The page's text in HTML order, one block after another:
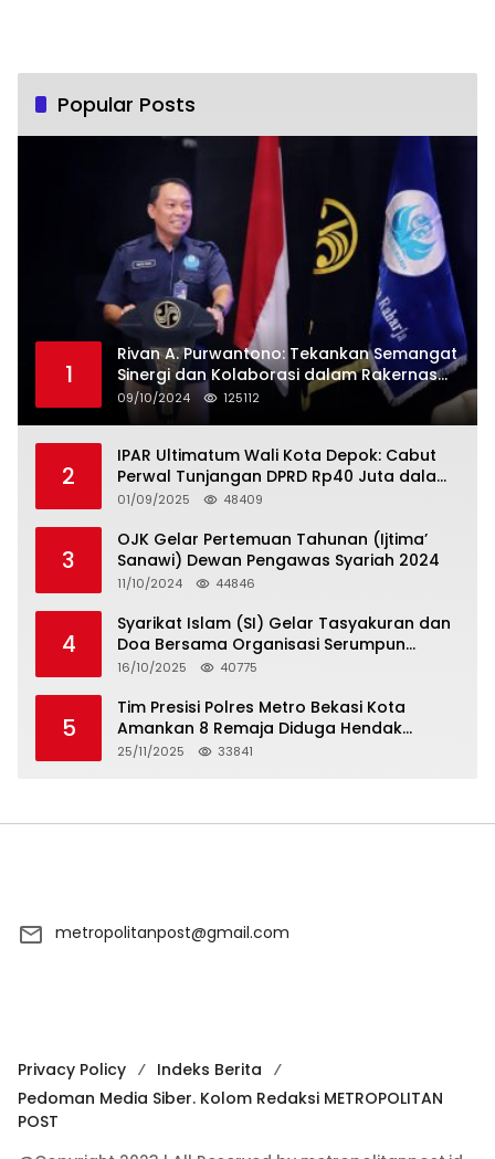
Popular Posts
1
Rivan A. Purwantono: Tekankan Semangat
Sinergi dan Kolaborasi dalam Rakernas
Serikat Pekerja Jasa Raharja
09/10/2024 125112
2
IPAR Ultimatum Wali Kota Depok: Cabut
Perwal Tunjangan DPRD Rp40 Juta dalam
5 Hari atau Hadapi Aksi Rakyat
01/09/2025 48409
3
OJK Gelar Pertemuan Tahunan (Ijtima’
Sanawi) Dewan Pengawas Syariah 2024
11/10/2024 44846
4
Syarikat Islam (SI) Gelar Tasyakuran dan
Doa Bersama Organisasi Serumpun
Syarikat Islam Doa
16/10/2025 40775
5
Tim Presisi Polres Metro Bekasi Kota
Amankan 8 Remaja Diduga Hendak
Tawuran
25/11/2025 33841
metropolitanpost@gmail.com
Privacy Policy
Indeks Berita
Pedoman Media Siber. Kolom Redaksi METROPOLITAN
POST